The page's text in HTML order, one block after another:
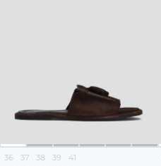
36 37 38 39 41